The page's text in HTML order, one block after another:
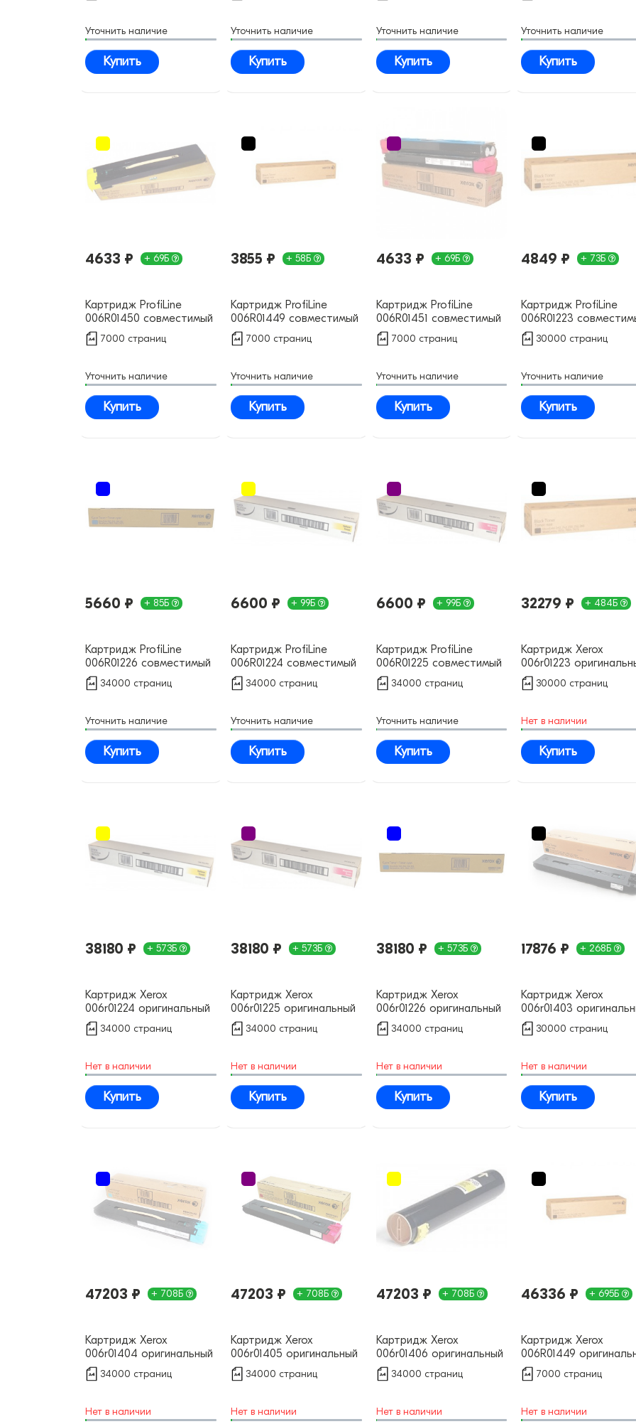
Уточнить наличие
Купить
Уточнить наличие
Купить
Уточнить наличие
Купить
Уточнить наличие
Купить
4633 ₽ + 69Б
Картридж ProfiLine
006R01450 совместимый
7000 страниц
Уточнить наличие
Купить
3855 ₽ + 58Б
Картридж ProfiLine
006R01449 совместимый
7000 страниц
Уточнить наличие
Купить
4633 ₽ + 69Б
Картридж ProfiLine
006R01451 совместимый
7000 страниц
Уточнить наличие
Купить
4849 ₽ + 73Б
Картридж ProfiLine
006R01223
30000 страниц
Уточнить наличие
Купить
5660 ₽ + 85Б
Картридж ProfiLine
006R01226 совместимый
34000 страниц
Уточнить наличие
Купить
6600 ₽ + 99Б
Картридж ProfiLine
006R01224 совместимый
34000 страниц
Уточнить наличие
Купить
6600 ₽ + 99Б
Картридж ProfiLine
006R01225 совместимый
34000 страниц
Уточнить наличие
Купить
32279 ₽ + 484Б
Картридж Xerox
006r01223
30000 страниц
Нет в наличии
Купить
38180 ₽ + 573Б
Картридж Xerox
006r01224 оригинальный
34000 страниц
Нет в наличии
Купить
38180 ₽ + 573Б
Картридж Xerox
006r01225 оригинальный
34000 страниц
Нет в наличии
Купить
38180 ₽ + 573Б
Картридж Xerox
006r01226 оригинальный
34000 страниц
Нет в наличии
Купить
17876 ₽ + 268Б
Картридж Xerox
006r01403
30000 страниц
Нет в наличии
Купить
47203 ₽ + 708Б
Картридж Xerox
006r01404 оригинальный
34000 страниц
Нет в наличии
47203 ₽ + 708Б
Картридж Xerox
006r01405 оригинальный
34000 страниц
Нет в наличии
47203 ₽ + 708Б
Картридж Xerox
006r01406 оригинальный
34000 страниц
Нет в наличии
46336 ₽ + 695Б
Картридж Xerox
006R01449
7000 страниц
Нет в наличии